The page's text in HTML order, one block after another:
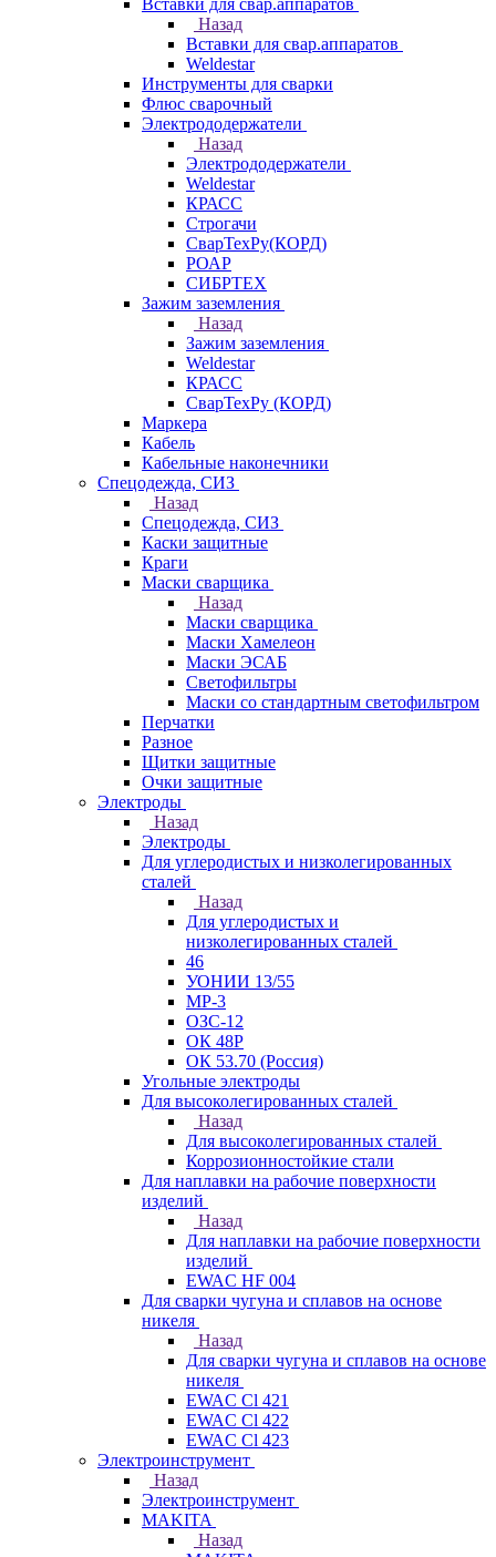
Вставки для свар.аппаратов
Назад
Вставки для свар.аппаратов
Weldestar
Инструменты для сварки
Флюс сварочный
Электрододержатели
Назад
Электрододержатели
Weldestar
КРАСС
Строгачи
СварТехРу(КОРД)
РОАР
СИБРТЕХ
Зажим заземления
Назад
Зажим заземления
Weldestar
КРАСС
СварТехРу (КОРД)
Маркера
Кабель
Кабельные наконечники
Спецодежда, СИЗ
Назад
Спецодежда, СИЗ
Каски защитные
Краги
Маски сварщика
Назад
Маски сварщика
Маски Хамелеон
Маски ЭСАБ
Светофильтры
Маски со стандартным светофильтром
Перчатки
Разное
Щитки защитные
Очки защитные
Электроды
Назад
Электроды
Для углеродистых и низколегированных
сталей
Назад
Для углеродистых и
низколегированных сталей
46
УОНИИ 13/55
МР-3
ОЗС-12
ОК 48Р
ОК 53.70 (Россия)
Угольные электроды
Для высоколегированных сталей
Назад
Для высоколегированных сталей
Коррозионностойкие стали
Для наплавки на рабочие поверхности
изделий
Назад
Для наплавки на рабочие поверхности
изделий
EWAC HF 004
Для сварки чугуна и сплавов на основе
никеля
Назад
Для сварки чугуна и сплавов на основе
никеля
EWAC Cl 421
EWAC Cl 422
EWAC Cl 423
Электроинструмент
Назад
Электроинструмент
МAKITA
Назад